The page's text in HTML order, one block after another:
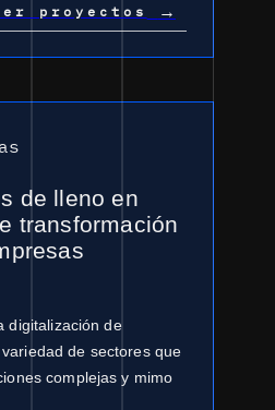
proyectos →
de lleno en
transformación
digitalización de
de sectores que
complejas y mimo